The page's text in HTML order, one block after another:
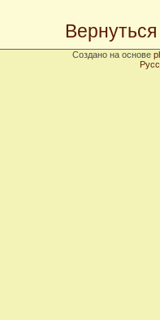
Создано на основе